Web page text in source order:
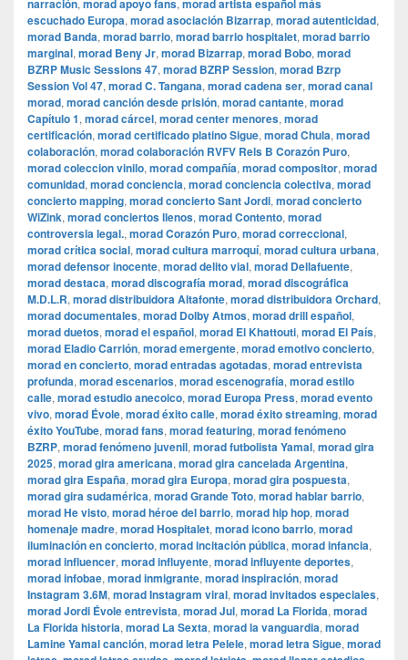
narración, morad apoyo fans, morad artista español más
escuchado Europa, morad asociación Bizarrap, morad autenticidad,
morad Banda, morad barrio, morad barrio hospitalet, morad barrio
marginal, morad Beny Jr, morad Bizarrap, morad Bobo, morad
BZRP Music Sessions 47, morad BZRP Session, morad Bzrp
Session Vol 47, morad C. Tangana, morad cadena ser, morad canal
morad, morad canción desde prisión, morad cantante, morad
Capítulo 1, morad cárcel, morad center menores, morad
certificación, morad certificado platino Sigue, morad Chula, morad
colaboración, morad colaboración RVFV Rels B Corazón Puro,
morad coleccion vinilo, morad compañía, morad compositor, morad
comunidad, morad conciencia, morad conciencia colectiva, morad
concierto mapping, morad concierto Sant Jordi, morad concierto
WiZink, morad conciertos llenos, morad Contento, morad
controversia legal., morad Corazón Puro, morad correccional,
morad crítica social, morad cultura marroquí, morad cultura urbana,
morad defensor inocente, morad delito vial, morad Dellafuente,
morad destaca, morad discografía morad, morad discográfica
M.D.L.R, morad distribuidora Altafonte, morad distribuidora Orchard,
morad documentales, morad Dolby Atmos, morad drill español,
morad duetos, morad el español, morad El Khattouti, morad El País,
morad Eladio Carrión, morad emergente, morad emotivo concierto,
morad en concierto, morad entradas agotadas, morad entrevista
profunda, morad escenarios, morad escenografía, morad estilo
calle, morad estudio anecoico, morad Europa Press, morad evento
vivo, morad Évole, morad éxito calle, morad éxito streaming, morad
éxito YouTube, morad fans, morad featuring, morad fenómeno
BZRP, morad fenómeno juvenil, morad futbolista Yamal, morad gira
2025, morad gira americana, morad gira cancelada Argentina,
morad gira España, morad gira Europa, morad gira pospuesta,
morad gira sudamérica, morad Grande Toto, morad hablar barrio,
morad He visto, morad héroe del barrio, morad hip hop, morad
homenaje madre, morad Hospitalet, morad icono barrio, morad
iluminación en concierto, morad incitación pública, morad infancia,
morad influencer, morad influyente, morad influyente deportes,
morad infobae, morad inmigrante, morad inspiración, morad
Instagram 3.6M, morad Instagram viral, morad invitados especiales,
morad Jordi Évole entrevista, morad Jul, morad La Florida, morad
La Florida historia, morad La Sexta, morad la vanguardia, morad
Lamine Yamal canción, morad letra Pelele, morad letra Sigue, morad